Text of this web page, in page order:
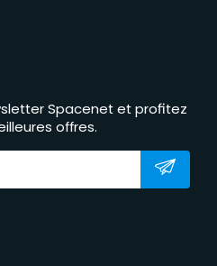
Spacenet et profitez
offres.